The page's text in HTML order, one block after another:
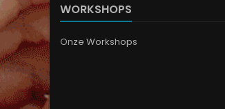
WORKSHOPS
Onze Workshops